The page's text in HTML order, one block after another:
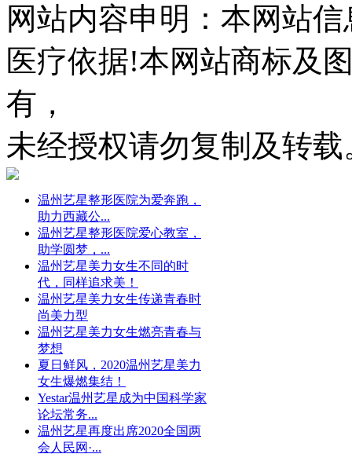
网站内容申明：本网站
医疗依据!本网站商标及
有，
未经授权请勿复制及转
温州艺星整形医院为爱奔跑，
助力西藏公...
温州艺星整形医院爱心教室，
助学圆梦，...
温州艺星美力女生不同的时
代，同样追求美！
温州艺星美力女生传递青春时
尚美力型
温州艺星美力女生燃亮青春与
梦想
夏日鲜风，2020温州艺星美力
女生爆燃集结！
Yestar温州艺星成为中国科学家
论坛常务...
温州艺星再度出席2020全国两
会人民网·...